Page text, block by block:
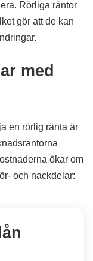
Rörliga räntor
gör att de kan
med
en rörlig ränta är
ökar om
och nackdelar: